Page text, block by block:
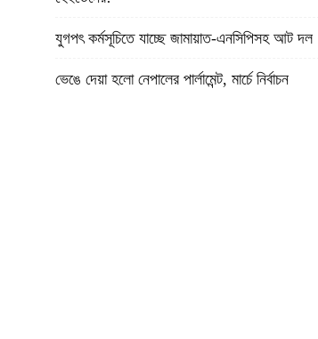
যুগপৎ কর্মসূচিতে যাচ্ছে জামায়াত-এনসিপিসহ আট দল
ভেঙে দেয়া হলো নেপালের পার্লামেন্ট, মার্চে নির্বাচন